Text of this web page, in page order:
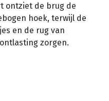
ontziet de brug de
hoek, terwijl de
en de rug van
zorgen.